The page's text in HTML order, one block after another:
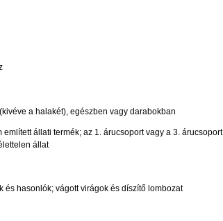
a halakét), egészben vagy darabokban
állati termék; az 1. árucsoport vagy a 3. árucsoport
állat
és hasonlók; vágott virágok és díszítő lombozat